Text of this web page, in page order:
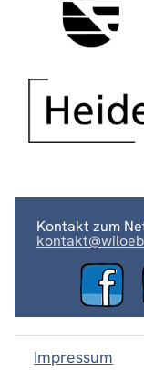
Kontakt zum
Impressum